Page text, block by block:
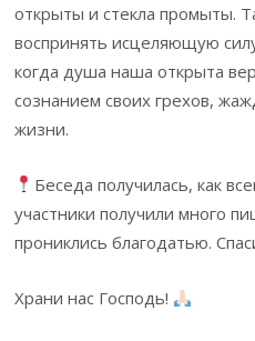
открыты и стекла промыты.
воспринять исцеляющую
когда душа наша открыта
сознанием своих грехов,
жизни.
Беседа получилась, как
участники получили много
прониклись благодатью.
Храни нас Господь!